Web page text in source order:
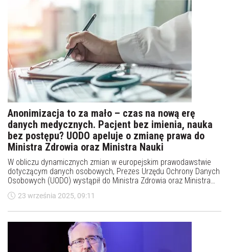
Anonimizacja to za mało – czas na nową erę
danych medycznych. Pacjent bez imienia, nauka
bez postępu? UODO apeluje o zmianę prawa do
Ministra Zdrowia oraz Ministra Nauki
W obliczu dynamicznych zmian w europejskim prawodawstwie
dotyczącym danych osobowych, Prezes Urzędu Ochrony Danych
Osobowych (UODO) wystąpił do Ministra Zdrowia oraz Ministra
Nauki z apelem o pilną nowelizację ustawy o prawach pacjenta i
Rzeczniku Praw Pacjenta. Obecne przepisy krajowe, które
środowiska badawczego, ani standardom wyznaczanym przez
regulacje unijne – w szczególności RODO i EHDS.
23 września 2025, 09:11